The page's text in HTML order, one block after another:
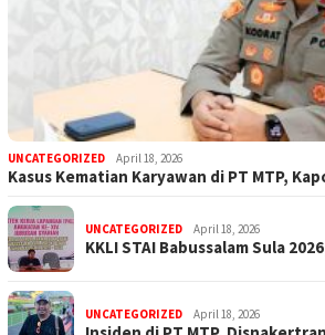
UNCATEGORIZED April 18, 2026
Kasus Kematian Karyawan di PT MTP,
UNCATEGORIZED April 18, 2026
KKLI STAI Babussalam Sula
UNCATEGORIZED April 18, 2026